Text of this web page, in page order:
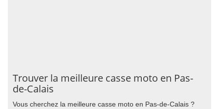
Trouver la meilleure casse moto en Pas-
de-Calais
Vous cherchez la meilleure casse moto en Pas-de-Calais ?